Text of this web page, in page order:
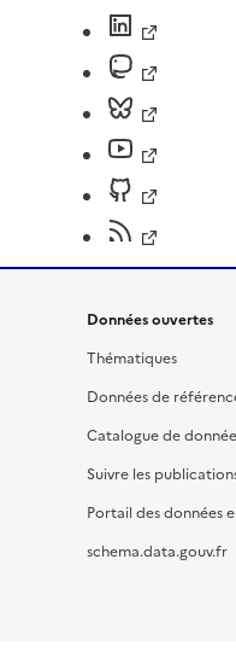
Données ouvertes
Thématiques
Données de
Catalogue de
Suivre les
Portail des données
schema.data.gouv.fr